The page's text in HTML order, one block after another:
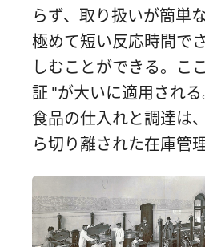
らず、取り扱いが簡単
極めて短い反応時間で
しむことができる。こ
証 "が大いに適用され
食品の仕入れと調達は
ら切り離された在庫管